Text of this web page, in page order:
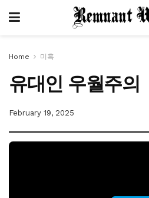
Home 미혹
유대인 우월주의
February 19, 2025